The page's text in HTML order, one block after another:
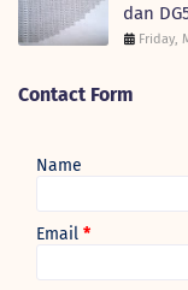
dan
Friday,
Contact Form
Name
Email *